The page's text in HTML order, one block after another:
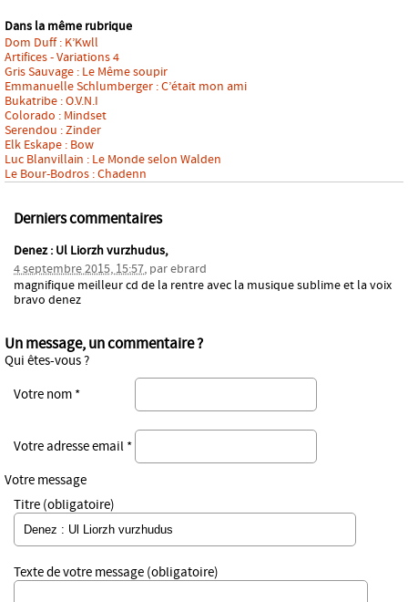
Dans la même rubrique
Dom Duff : K’Kwll
Artifices - Variations 4
Gris Sauvage : Le Même soupir
Emmanuelle Schlumberger : C’était mon ami
Bukatribe : O.V.N.I
Colorado : Mindset
Serendou : Zinder
Elk Eskape : Bow
Luc Blanvillain : Le Monde selon Walden
Le Bour-Bodros : Chadenn
Derniers commentaires
Denez : Ul Liorzh vurzhudus,
4 septembre 2015, 15:57, parebrard
magnifique meilleur cd de la rentre avec la musique sublime et la voix
bravo denez
Un message, un commentaire ?
Qui êtes-vous ?
Votre nom *
Votre adresse email *
Votre message
Titre (obligatoire)
Texte de votre message (obligatoire)